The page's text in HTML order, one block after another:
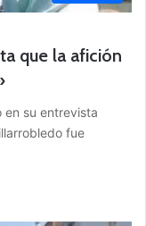
que la afición
en su entrevista
fue